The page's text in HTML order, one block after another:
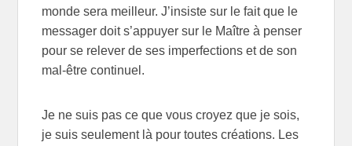
monde sera meilleur. J’insiste sur le fait que le
messager doit s’appuyer sur le Maître à penser
pour se relever de ses imperfections et de son
mal-être continuel.
Je ne suis pas ce que vous croyez que je sois,
je suis seulement là pour toutes créations. Les